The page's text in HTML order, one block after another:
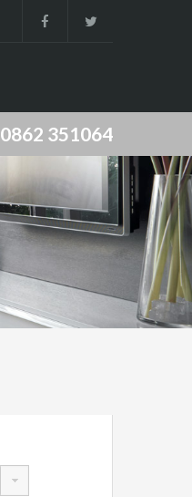
0862 351064